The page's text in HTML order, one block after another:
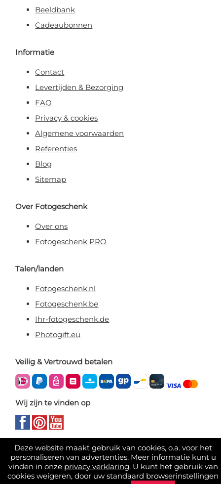
Deze website maakt gebruik van cookies, o.a. voor het
personaliseren van advertenties. Meer informatie kunt u
vinden in onze privacy verklaring. U kunt het gebruik van
cookies weigeren, door uw standaard browserinstellingen
Beeldbank
Cadeaubonnen
Informatie
Contact
Levertijden & Bezorging
FAQ
Privacy & cookies
Algemene voorwaarden
Referenties
Blog
Sitemap
Over Fotogeschenk
Over ons
Fotogeschenk PRO
Talen/landen
Fotogeschenk.nl
Fotogeschenk.be
Ihr-fotogeschenk.de
Photogift.eu
Veilig & Vertrouwd betalen
Wij zijn te vinden op